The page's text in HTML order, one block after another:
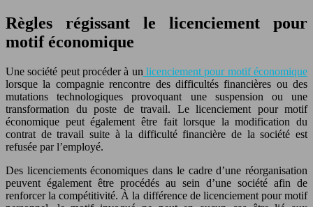
Règles régissant le licenciement pour
motif économique
Une société peut procéder à un licenciement pour motif économique
lorsque la compagnie rencontre des difficultés financières ou des
mutations technologiques provoquant une suspension ou une
transformation du poste de travail. Le licenciement pour motif
économique peut également être fait lorsque la modification du
contrat de travail suite à la difficulté financière de la société est
refusée par l’employé.
Des licenciements économiques dans le cadre d’une réorganisation
peuvent également être procédés au sein d’une société afin de
renforcer la compétitivité. À la différence de licenciement pour motif